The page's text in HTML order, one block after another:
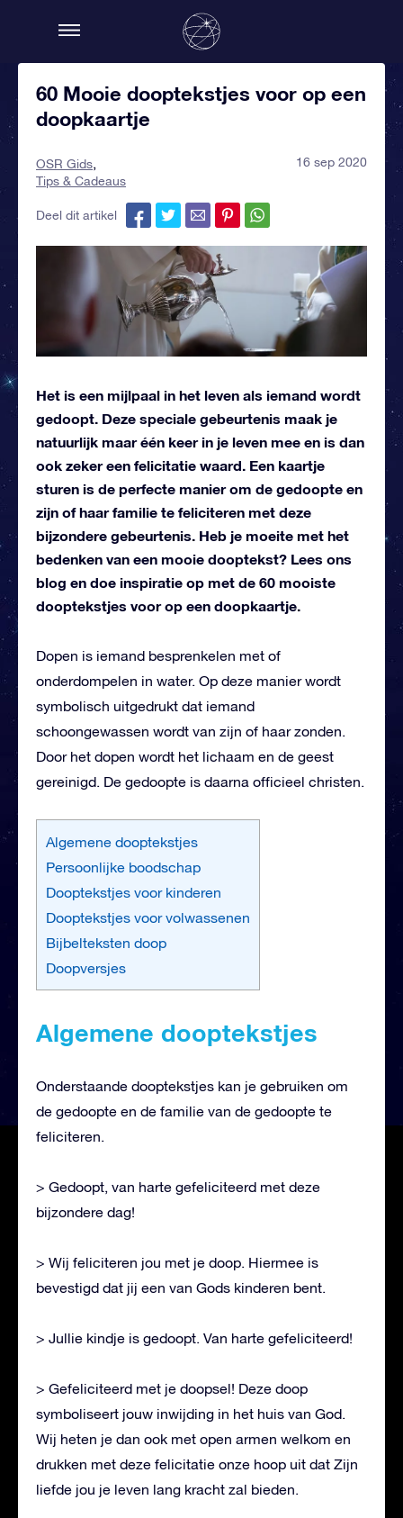
60 Mooie dooptekstjes voor op een
doopkaartje
OSR Gids
Tips & Cadeaus
16 sep 2020
Deel dit artikel
Het is een mijlpaal in het leven als iemand wordt
gedoopt. Deze speciale gebeurtenis maak je
natuurlijk maar één keer in je leven mee en is dan
ook zeker een felicitatie waard. Een kaartje
sturen is de perfecte manier om de gedoopte en
zijn of haar familie te feliciteren met deze
bijzondere gebeurtenis. Heb je moeite met het
bedenken van een mooie dooptekst? Lees ons
blog en doe inspiratie op met de 60 mooiste
dooptekstjes voor op een doopkaartje.
Dopen is iemand besprenkelen met of
onderdompelen in water. Op deze manier wordt
symbolisch uitgedrukt dat iemand
schoongewassen wordt van zijn of haar zonden.
Door het dopen wordt het lichaam en de geest
gereinigd. De gedoopte is daarna officieel christen.
Algemene dooptekstjes
Persoonlijke boodschap
Dooptekstjes voor kinderen
Dooptekstjes voor volwassenen
Bijbelteksten doop
Doopversjes
Algemene dooptekstjes
Onderstaande dooptekstjes kan je gebruiken om
de gedoopte en de familie van de gedoopte te
feliciteren.
> Gedoopt, van harte gefeliciteerd met deze
bijzondere dag!
> Wij feliciteren jou met je doop. Hiermee is
bevestigd dat jij een van Gods kinderen bent.
> Jullie kindje is gedoopt. Van harte gefeliciteerd!
> Gefeliciteerd met je doopsel! Deze doop
symboliseert jouw inwijding in het huis van God.
Wij heten je dan ook met open armen welkom en
drukken met deze felicitatie onze hoop uit dat Zijn
liefde jou je leven lang kracht zal bieden.